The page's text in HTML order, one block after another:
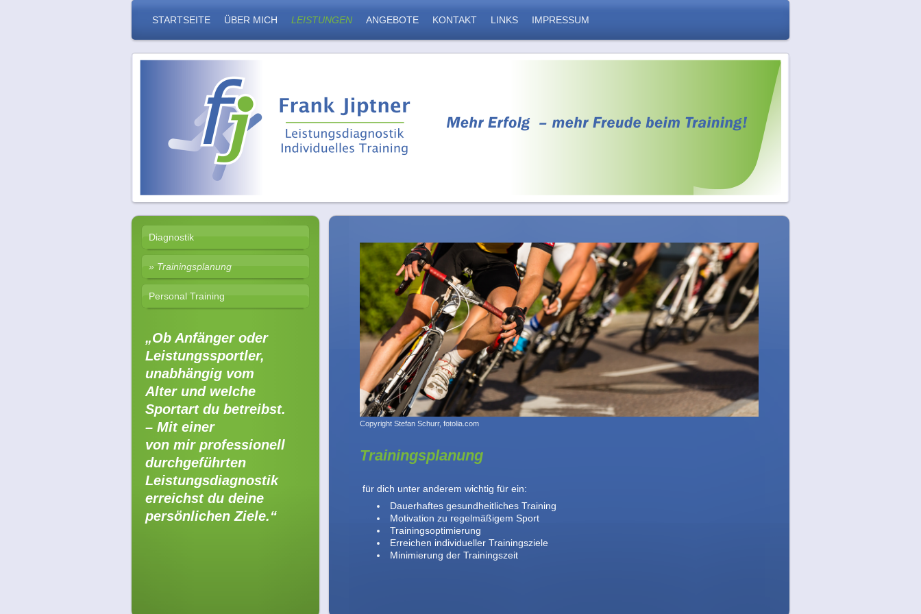
STARTSEITE ÜBER MICH LEISTUNGEN ANGEBOTE KONTAKT LINKS IMPRESSUM
Copyright Stefan Schurr, fotolia.com
Trainingsplanung
für dich unter anderem wichtig für ein:
Dauerhaftes gesundheitliches Training
Motivation zu regelmäßigem Sport
Trainingsoptimierung
Erreichen individueller Trainingsziele
Minimierung der Trainingszeit
Diagnostik
Trainingsplanung
Personal Training
„Ob Anfänger oder
Leistungssportler,
unabhängig vom
Alter und welche
Sportart du betreibst.
– Mit einer
von mir professionell
durchgeführten
Leistungsdiagnostik
erreichst du deine
persönlichen Ziele.“